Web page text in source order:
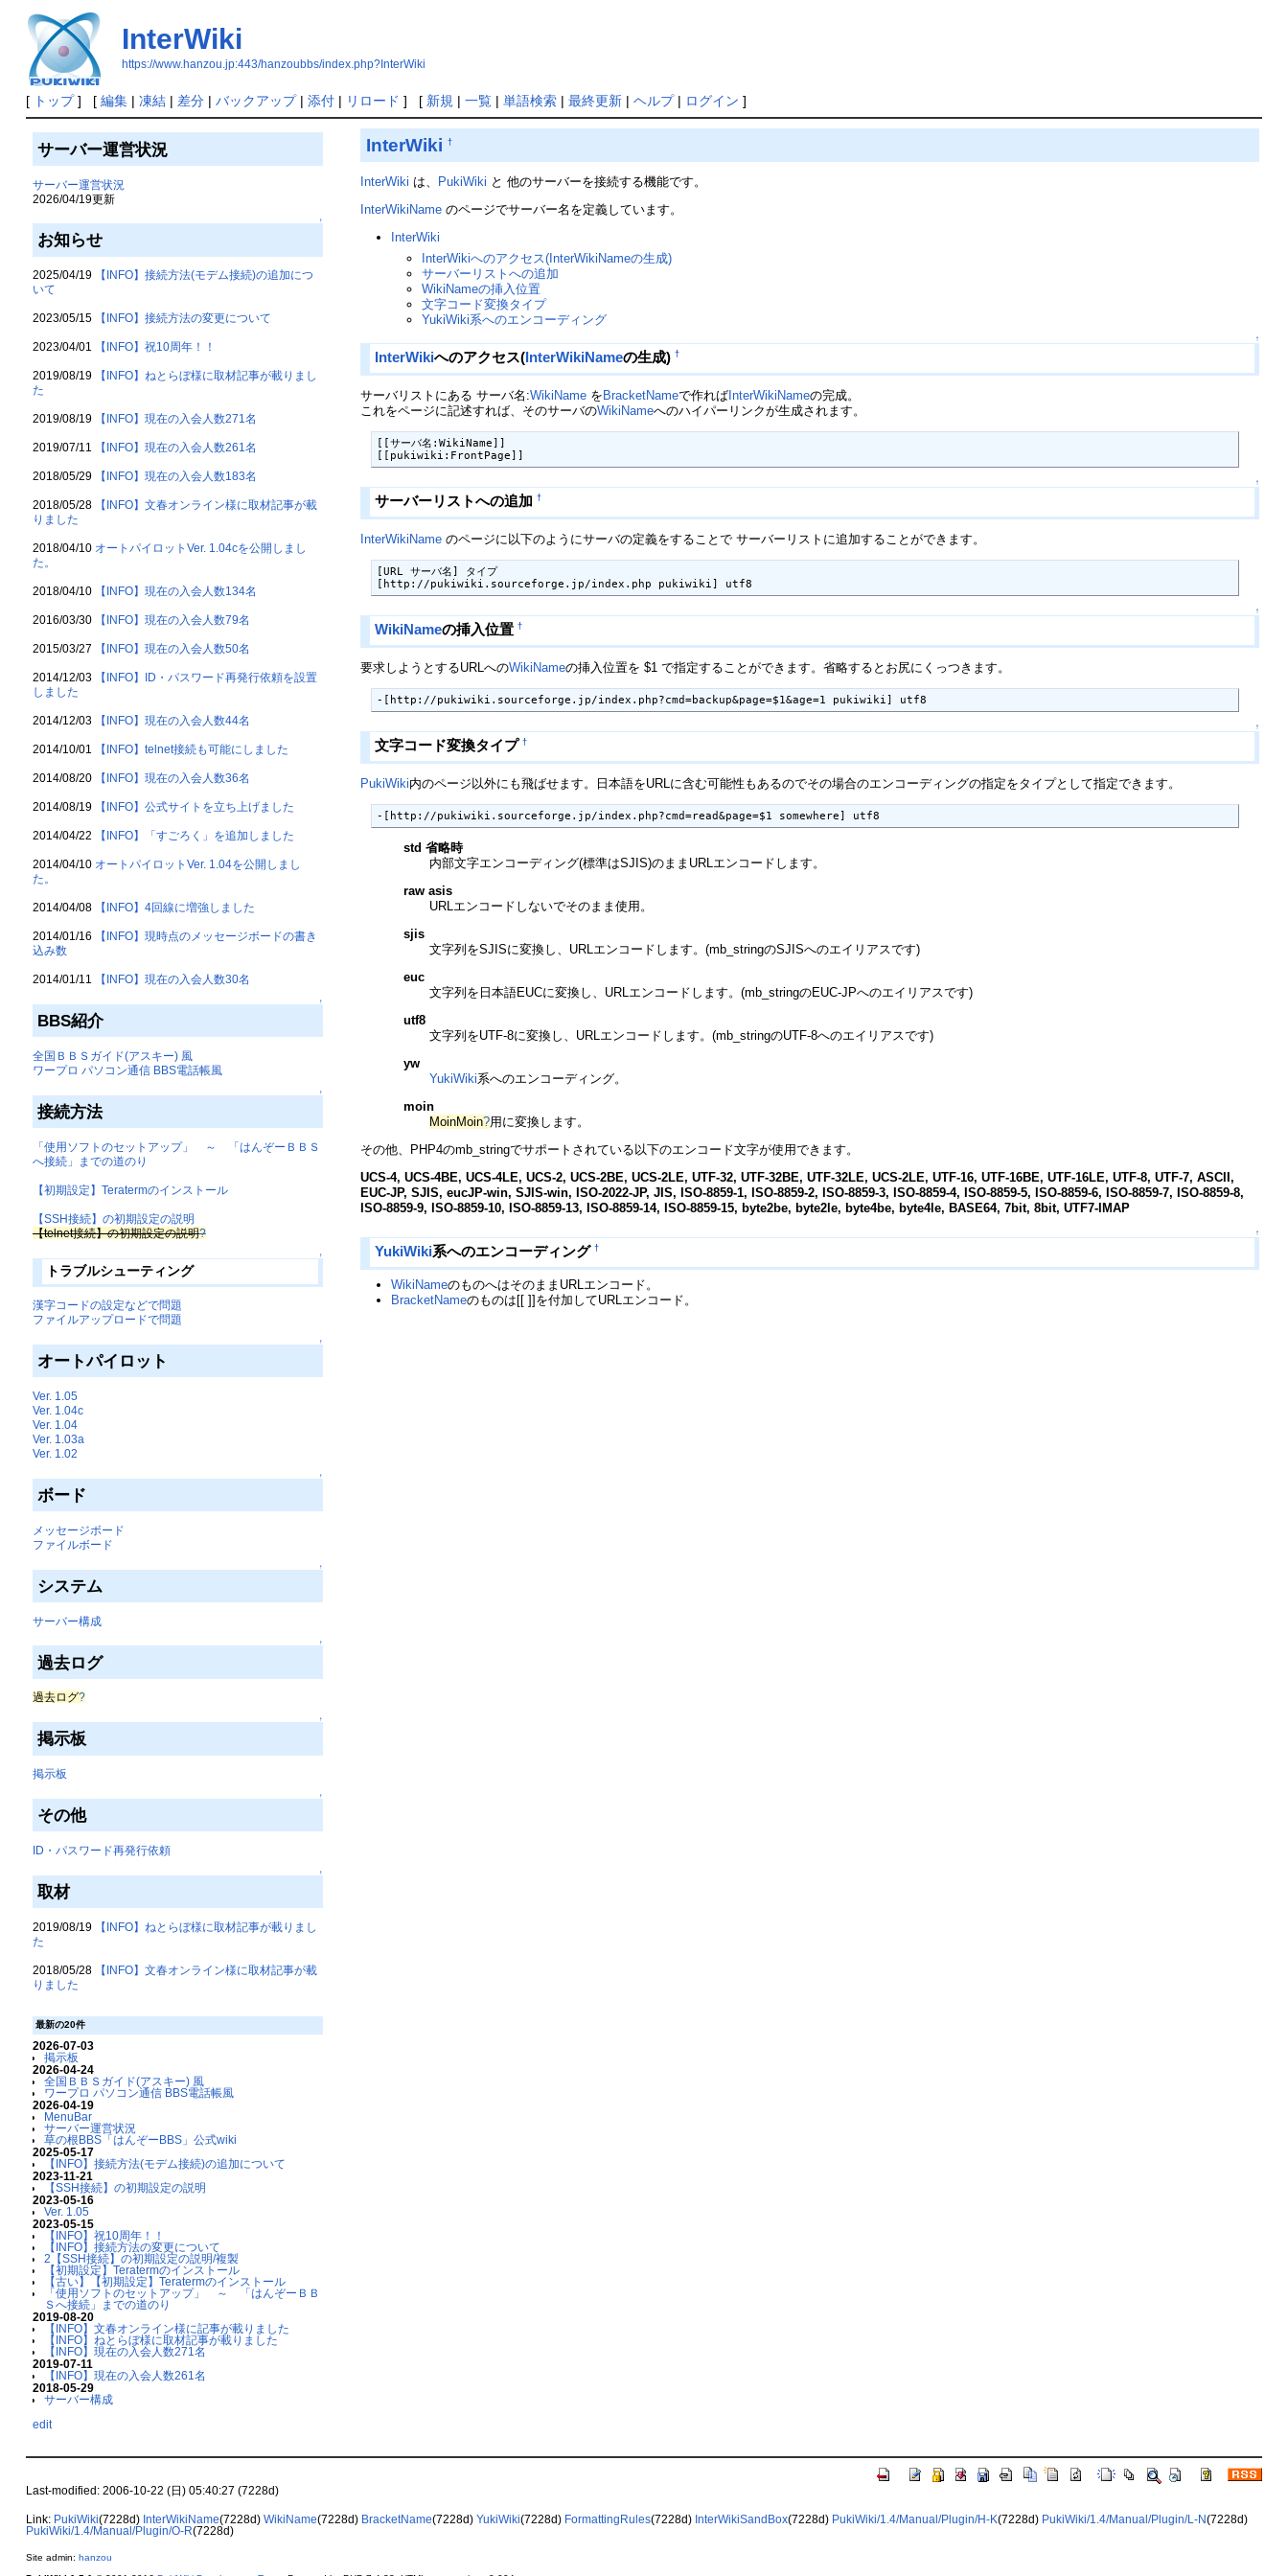
InterWiki
https://www.hanzou.jp:443/hanzoubbs/index.php?InterWiki
[ トップ] [ 編集| 凍結| 差分| バックアップ| 添付| リロード ] [ 新規 | 一覧| 単語検索| 最終更新| ヘルプ| ログイン ]
サーバー運営状況
サーバー運営状況
2026/04/19更新
↑
お知らせ
2025/04/19
【INFO】接続方法(モデム接続)の追加につ
いて
2023/05/15 【INFO】接続方法の変更について
2023/04/01 【INFO】祝10周年！！
2019/08/19
【INFO】ねとらぼ様に取材記事が載りまし
た
2019/08/19 【INFO】現在の入会人数271名
2019/07/11 【INFO】現在の入会人数261名
2018/05/29 【INFO】現在の入会人数183名
2018/05/28
【INFO】文春オンライン様に取材記事が載
りました
2018/04/10 オートパイロットVer. 1.04cを公開しまし
た。
2018/04/10 【INFO】現在の入会人数134名
2016/03/30 【INFO】現在の入会人数79名
2015/03/27 【INFO】現在の入会人数50名
2014/12/03
【INFO】ID・パスワード再発行依頼を設置
しました
2014/12/03 【INFO】現在の入会人数44名
2014/10/01 【INFO】telnet接続も可能にしました
2014/08/20 【INFO】現在の入会人数36名
2014/08/19 【INFO】公式サイトを立ち上げました
2014/04/22 【INFO】「すごろく」を追加しました
2014/04/10 オートパイロットVer. 1.04を公開しまし
た。
2014/04/08 【INFO】4回線に増強しました
2014/01/16
【INFO】現時点のメッセージボードの書き
込み数
2014/01/11 【INFO】現在の入会人数30名
↑
BBS紹介
全国ＢＢＳガイド(アスキー) 風
ワープロ パソコン通信 BBS電話帳風
↑
接続方法
「使用ソフトのセットアップ」 ～ 「はんぞーＢＢＳ
へ接続」までの道のり
【初期設定】Teratermのインストール
【SSH接続】の初期設定の説明
【telnet接続】の初期設定の説明?
↑
トラブルシューティング
漢字コードの設定などで問題
ファイルアップロードで問題
↑
オートパイロット
Ver. 1.05
Ver. 1.04c
Ver. 1.04
Ver. 1.03a
Ver. 1.02
↑
ボード
メッセージボード
ファイルボード
↑
システム
サーバー構成
↑
過去ログ
過去ログ?
↑
掲示板
掲示板
↑
その他
ID・パスワード再発行依頼
↑
取材
2019/08/19
【INFO】ねとらぼ様に取材記事が載りまし
た
2018/05/28
【INFO】文春オンライン様に取材記事が載
りました
最新の20件
2026-07-03
掲示板
2026-04-24
全国ＢＢＳガイド(アスキー) 風
ワープロ パソコン通信 BBS電話帳風
2026-04-19
MenuBar
サーバー運営状況
草の根BBS「はんぞーBBS」公式wiki
2025-05-17
【INFO】接続方法(モデム接続)の追加について
2023-11-21
【SSH接続】の初期設定の説明
2023-05-16
Ver. 1.05
2023-05-15
【INFO】祝10周年！！
【INFO】接続方法の変更について
2【SSH接続】の初期設定の説明/複製
【初期設定】Teratermのインストール
【古い】【初期設定】Teratermのインストール
「使用ソフトのセットアップ」 ～ 「はんぞーＢＢ
Ｓへ接続」までの道のり
2019-08-20
【INFO】文春オンライン様に記事が載りました
【INFO】ねとらぼ様に取材記事が載りました
【INFO】現在の入会人数271名
2019-07-11
【INFO】現在の入会人数261名
2018-05-29
サーバー構成
edit
InterWiki †
InterWiki は、 PukiWiki と 他のサーバーを接続する機能です。
InterWikiName のページでサーバー名を定義しています。
InterWiki
InterWikiへのアクセス(InterWikiNameの生成)
サーバーリストへの追加
WikiNameの挿入位置
文字コード変換タイプ
YukiWiki系へのエンコーディング
↑
InterWikiへのアクセス(InterWikiNameの生成) †
サーバリストにある サーバ名:WikiName を BracketNameで作れば InterWikiNameの完成。
これをページに記述すれば、そのサーバのWikiNameへのハイパーリンクが生成されます。
[[サーバ名:WikiName]]
[[pukiwiki:FrontPage]]
↑
サーバーリストへの追加 †
InterWikiName のページに以下のようにサーバの定義をすることで サーバーリストに追加することができます。
[URL サーバ名] タイプ
[http://pukiwiki.sourceforge.jp/index.php pukiwiki] utf8
↑
WikiNameの挿入位置 †
要求しようとするURLへのWikiNameの挿入位置を $1 で指定することができます。省略するとお尻にくっつきます。
-[http://pukiwiki.sourceforge.jp/index.php?cmd=backup&page=$1&age=1 pukiwiki] utf8
↑
文字コード変換タイプ †
PukiWiki内のページ以外にも飛ばせます。日本語をURLに含む可能性もあるのでその場合のエンコーディングの指定をタイプとして指定できます。
-[http://pukiwiki.sourceforge.jp/index.php?cmd=read&page=$1 somewhere] utf8
std 省略時
内部文字エンコーディング(標準はSJIS)のままURLエンコードします。
raw asis
URLエンコードしないでそのまま使用。
sjis
文字列をSJISに変換し、URLエンコードします。(mb_stringのSJISへのエイリアスです)
euc
文字列を日本語EUCに変換し、URLエンコードします。(mb_stringのEUC-JPへのエイリアスです)
utf8
文字列をUTF-8に変換し、URLエンコードします。(mb_stringのUTF-8へのエイリアスです)
yw
YukiWiki系へのエンコーディング。
moin
MoinMoin?用に変換します。
その他、PHP4のmb_stringでサポートされている以下のエンコード文字が使用できます。
UCS-4, UCS-4BE, UCS-4LE, UCS-2, UCS-2BE, UCS-2LE, UTF-32, UTF-32BE, UTF-32LE, UCS-2LE, UTF-16, UTF-16BE, UTF-16LE, UTF-8, UTF-7, ASCII,
EUC-JP, SJIS, eucJP-win, SJIS-win, ISO-2022-JP, JIS, ISO-8859-1, ISO-8859-2, ISO-8859-3, ISO-8859-4, ISO-8859-5, ISO-8859-6, ISO-8859-7, ISO-8859-8,
ISO-8859-9, ISO-8859-10, ISO-8859-13, ISO-8859-14, ISO-8859-15, byte2be, byte2le, byte4be, byte4le, BASE64, 7bit, 8bit, UTF7-IMAP
↑
YukiWiki系へのエンコーディング †
WikiNameのものへはそのままURLエンコード。
BracketNameのものは[[ ]]を付加してURLエンコード。
Last-modified: 2006-10-22 (日) 05:40:27 (7228d)
Link: PukiWiki(7228d) InterWikiName(7228d) WikiName(7228d) BracketName(7228d) YukiWiki(7228d) FormattingRules(7228d) InterWikiSandBox(7228d) PukiWiki/1.4/Manual/Plugin/H-K(7228d) PukiWiki/1.4/Manual/Plugin/L-N(7228d)
PukiWiki/1.4/Manual/Plugin/O-R(7228d)
Site admin: hanzou